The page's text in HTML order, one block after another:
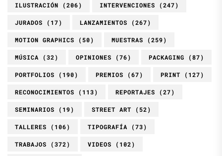
ILUSTRACIÓN (206) INTERVENCIONES (247)
JURADOS (17) LANZAMIENTOS (267)
MOTION GRAPHICS (50) MUESTRAS (259)
MÚSICA (32) OPINIONES (76) PACKAGING (87)
PORTFOLIOS (190) PREMIOS (67) PRINT (127)
RECONOCIMIENTOS (113) REPORTAJES (27)
SEMINARIOS (19) STREET ART (52)
TALLERES (106) TIPOGRAFÍA (73)
TRABAJOS (372) VIDEOS (102)